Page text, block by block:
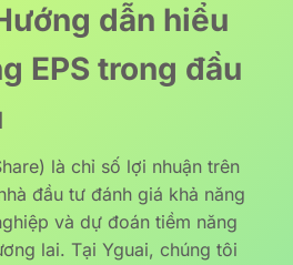
dẫn hiểu
EPS trong đầu
là chỉ số lợi nhuận trên
đầu tư đánh giá khả năng
và dự đoán tiềm năng
lai. Tại Yguai, chúng tôi